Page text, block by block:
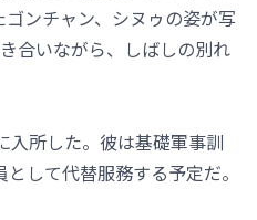
ンチャン、シヌゥの姿が写
合いながら、しばしの別れ
入所した。彼は基礎軍事訓
して代替服務する予定だ。